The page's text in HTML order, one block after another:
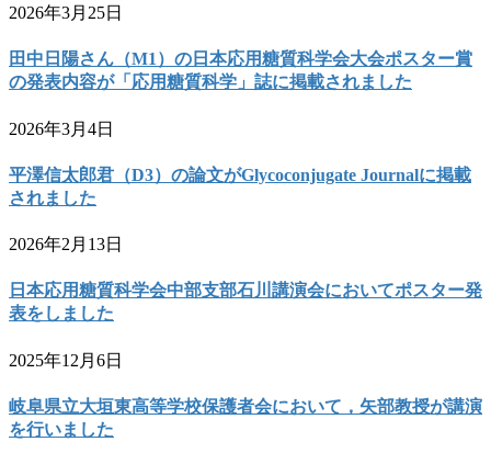
2026年3月25日
田中日陽さん（M1）の日本応用糖質科学会大会ポスター賞
の発表内容が「応用糖質科学」誌に掲載されました
2026年3月4日
平澤信太郎君（D3）の論文がGlycoconjugate Journalに掲載
されました
2026年2月13日
日本応用糖質科学会中部支部石川講演会においてポスター発
表をしました
2025年12月6日
岐阜県立大垣東高等学校保護者会において，矢部教授が講演
を行いました